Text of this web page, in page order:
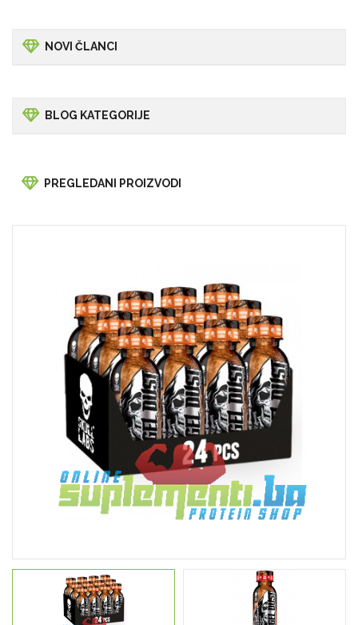
NOVI ČLANCI
BLOG KATEGORIJE
PREGLEDANI PROIZVODI